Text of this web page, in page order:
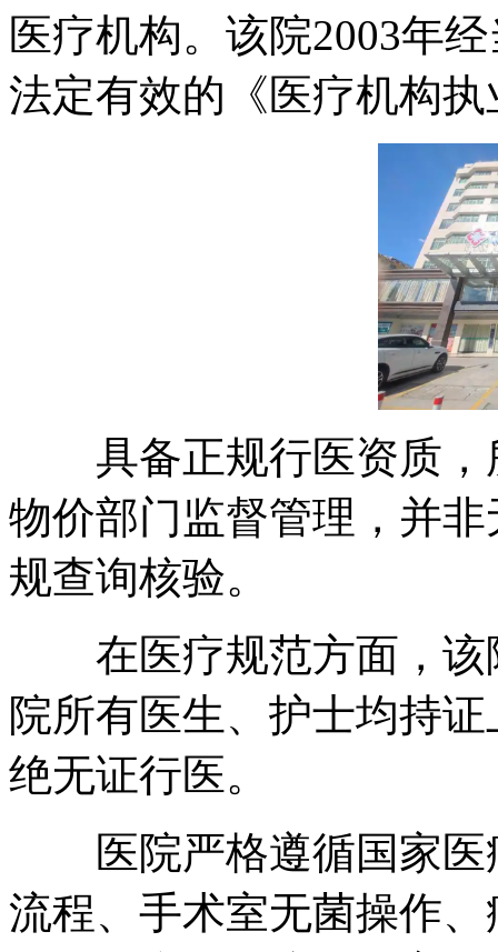
医疗机构。该院2003年
法定有效的《医疗机构
具备正规行医资质，
物价部门监督管理，并
规查询核验。
在医疗规范方面，该
院所有医生、护士均持
绝无证行医。
医院严格遵循国家医
流程、手术室无菌操作